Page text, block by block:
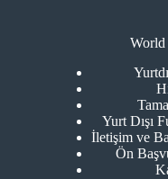
Yurt Dışı
İletişim ve
Ön